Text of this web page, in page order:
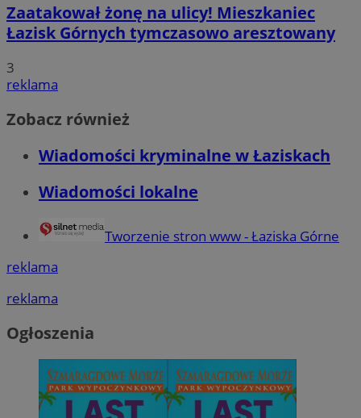
Zaatakował żonę na ulicy! Mieszkaniec
Łazisk Górnych tymczasowo aresztowany
3
reklama
Zobacz również
Wiadomości kryminalne w Łaziskach
Wiadomości lokalne
Tworzenie stron www - Łaziska Górne
reklama
reklama
Ogłoszenia